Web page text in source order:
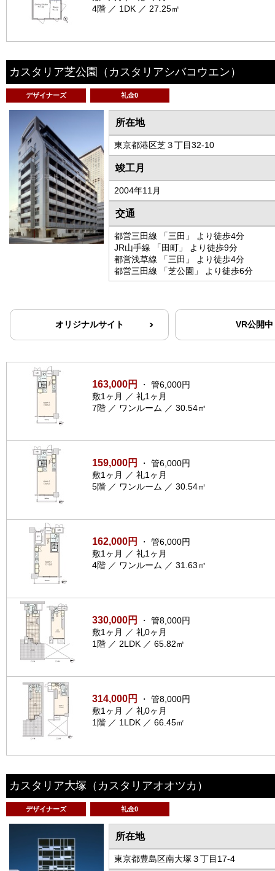
4階 ／ 1DK ／ 27.25㎡
カスタリア芝公園 （カスタリアシバコウエン）
デザイナーズ 礼金0
所在地
東京都港区芝３丁目32-10
竣工月
2004年11月
交通
都営三田線 「三田」 より徒歩4分
JR山手線 「田町」 より徒歩9分
都営浅草線 「三田」 より徒歩4分
都営三田線 「芝公園」 より徒歩6分
オリジナルサイト VR公開中
163,000円
・ 管6,000円
敷1ヶ月 ／ 礼1ヶ月
7階 ／ ワンルーム ／ 30.54㎡
159,000円
・ 管6,000円
敷1ヶ月 ／ 礼1ヶ月
5階 ／ ワンルーム ／ 30.54㎡
162,000円
・ 管6,000円
敷1ヶ月 ／ 礼1ヶ月
4階 ／ ワンルーム ／ 31.63㎡
330,000円
・ 管8,000円
敷1ヶ月 ／ 礼0ヶ月
1階 ／ 2LDK ／ 65.82㎡
314,000円
・ 管8,000円
敷1ヶ月 ／ 礼0ヶ月
1階 ／ 1LDK ／ 66.45㎡
カスタリア大塚 （カスタリアオオツカ）
デザイナーズ 礼金0
所在地
東京都豊島区南大塚３丁目17-4